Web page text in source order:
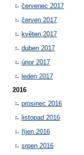
červenec 2017
červen 2017
květen 2017
duben 2017
únor 2017
leden 2017
2016
prosinec 2016
listopad 2016
říjen 2016
srpen 2016